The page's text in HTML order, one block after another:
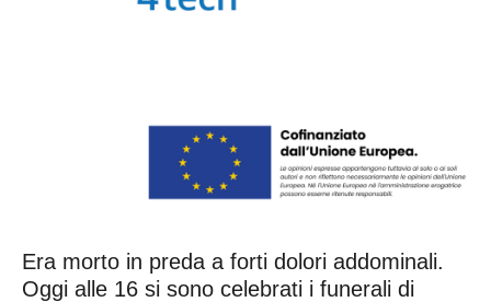
Era morto in preda a forti dolori addominali.
Oggi alle 16 si sono celebrati i funerali di